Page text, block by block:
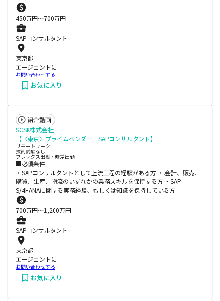
450万円〜700万円
SAPコンサルタント
東京都
エージェントに
お問い合わせする
お気に入り
紹介動画
SCSK株式会社
【〈東京〉プライムベンダー＿SAPコンサルタント】
リモートワーク
技術試験なし
フレックス出勤・時差出勤
■必須条件
・SAPコンサルタントとして上流工程の経験がある方 ・.会計、販売、
購買、生産、物流のいずれかの業務スキルを保持する方 ・SAP
S/4HANAに関する実務経験、もしくは知識を保持している方
700万円〜1,200万円
SAPコンサルタント
東京都
エージェントに
お問い合わせする
お気に入り